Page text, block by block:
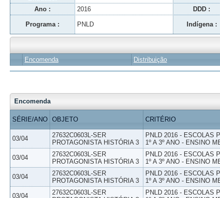
Ano : 2016 DDD :
Programa : PNLD Indígena :
Encomenda Distribuição
Encomenda
SÉRIE/ANO OBJETO CRITÉRIO
03/04
27632C0603L-SER
PROTAGONISTA HISTÓRIA 3
PNLD 2016 - ESCOLAS
1º A 3º ANO - ENSINO
03/04
27632C0603L-SER
PROTAGONISTA HISTÓRIA 3
PNLD 2016 - ESCOLAS
1º A 3º ANO - ENSINO
03/04
27632C0603L-SER
PROTAGONISTA HISTÓRIA 3
PNLD 2016 - ESCOLAS
1º A 3º ANO - ENSINO
03/04
27632C0603L-SER
PNLD 2016 - ESCOLAS